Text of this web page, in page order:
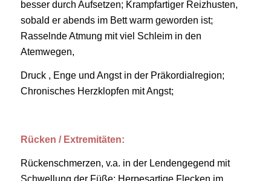
besser durch Aufsetzen; Krampfartiger Reizhusten,
sobald er abends im Bett warm geworden ist;
Rasselnde Atmung mit viel Schleim in den
Atemwegen,
Druck , Enge und Angst in der Präkordialregion;
Chronisches Herzklopfen mit Angst;
Rücken / Extremitäten:
Rückenschmerzen, v.a. in der Lendengegend mit